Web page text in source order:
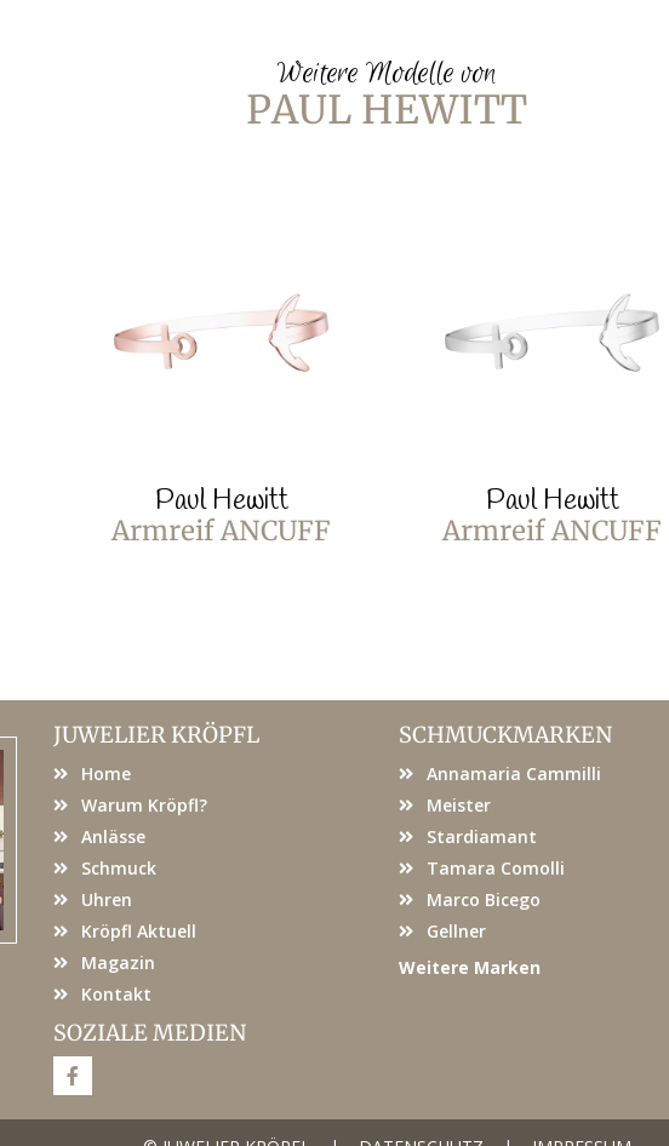
Weitere Modelle von
PAUL HEWITT
Paul Hewitt
Armreif ANCUFF
Paul Hewitt
Armreif ANCUFF
JUWELIER KRÖPFL
Home
Warum Kröpfl?
Anlässe
Schmuck
Uhren
Kröpfl Aktuell
Magazin
Kontakt
SOZIALE MEDIEN
F
a
e
SCHMUCKMARKEN
Annamaria Cammilli
Meister
Stardiamant
Tamara Comolli
Marco Bicego
Gellner
Weitere Marken